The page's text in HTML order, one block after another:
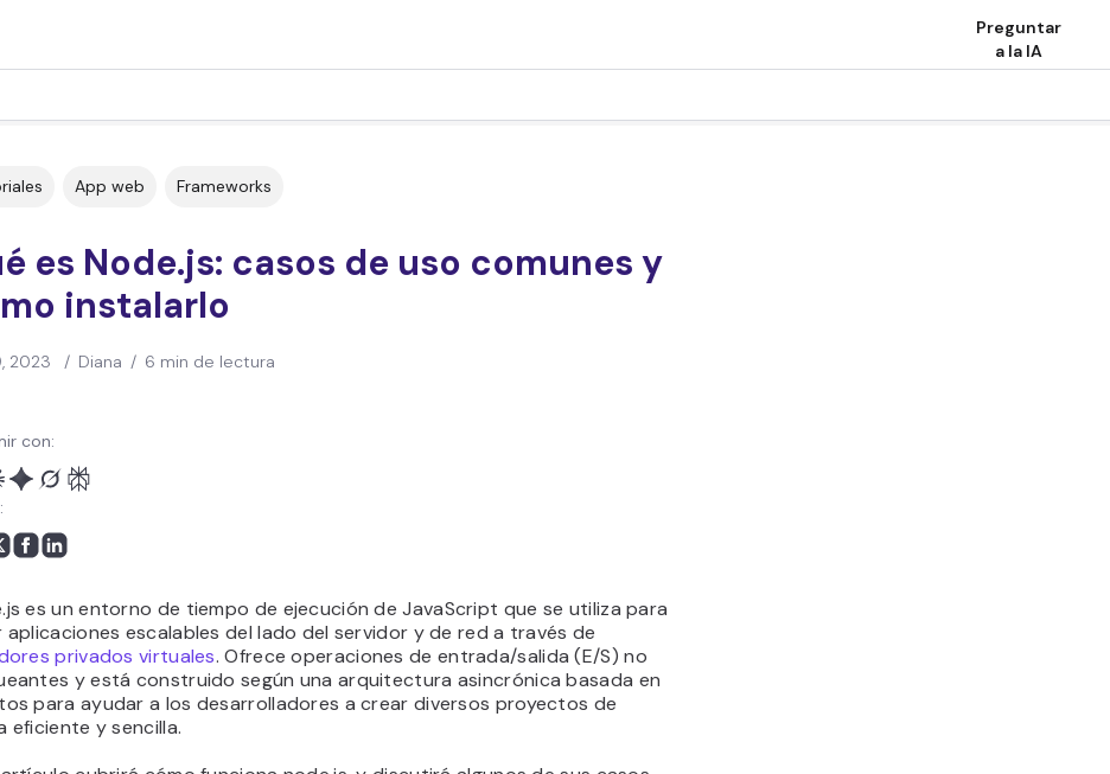
Preguntar
a la IA
App web Frameworks
es Node.js: casos de uso comunes y
instalarlo
2023 / Diana / 6 min de lectura
con:
es un entorno de tiempo de ejecución de JavaScript que se utiliza para
aplicaciones escalables del lado del servidor y de red a través de
privados virtuales. Ofrece operaciones de entrada/salida (E/S) no
y está construido según una arquitectura asincrónica basada en
para ayudar a los desarrolladores a crear diversos proyectos de
eficiente y sencilla.